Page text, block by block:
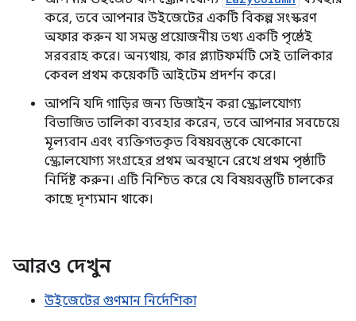
করে, তবে আপনার উইজেটের একটি বিকল্প সংস্করণ
অফার করুন যা সমস্ত প্রয়োজনীয় তথ্য একটি পৃষ্ঠেই
সরবরাহ করে। অন্যথায়, কার প্ল্যাটফর্মটি সেই তালিকার
কেবল প্রথম কয়েকটি আইটেম প্রদর্শন করে।
আপনি যদি গাড়ির জন্য ডিজাইন করা স্ক্রোলযোগ্য
বিভাজিত তালিকা ব্যবহার করেন, তবে আপনার সবচেয়ে
মূল্যবান এবং ব্যক্তিগতকৃত বিষয়বস্তুকে যেকোনো
স্ক্রোলযোগ্য সংগ্রহের প্রথম অবস্থানে রেখে প্রথম পৃষ্ঠাটি
নির্দিষ্ট করুন। এটি নিশ্চিত করে যে বিষয়বস্তুটি চালকের
কাছে দৃশ্যমান থাকে।
আরও দেখুন
উইজেটের গুণমান নির্দেশিকা